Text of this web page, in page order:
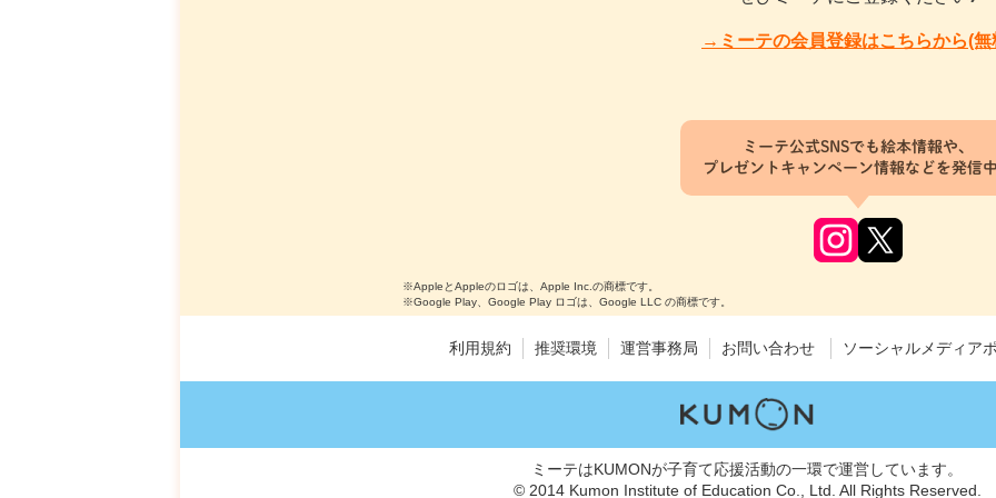
→ミーテの会員登録はこちらから(無
ミーテ公式SNSでも絵本情報や、
プレゼントキャンペーン情報などを発信中
※AppleとAppleのロゴは、Apple Inc.の商標です。
※Google Play、Google Play ロゴは、Google LLC の商標です。
利用規約 推奨環境 運営事務局 お問い合わせ ソーシャルメディア
ミーテはKUMONが子育て応援活動の一環で運営しています。
© 2014 Kumon Institute of Education Co., Ltd. All Rights Reserved.